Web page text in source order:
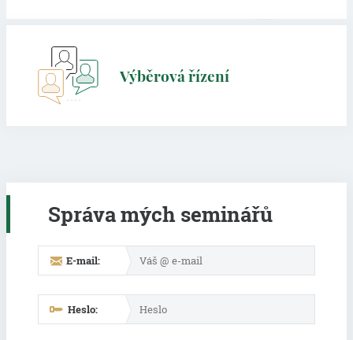
Výběrová řízení
Správa mých seminářů
E-mail:
Heslo: